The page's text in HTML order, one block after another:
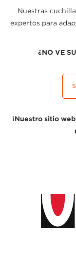
Nuestras
expertos para
¿NO VE
¡Nuestro sitio